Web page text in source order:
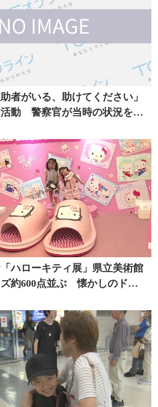
者がいる、助けてください」
動 警察官が当時の状況を語
ハローキティ展」県立美術館
約600点並ぶ 懐かしのドラ
分